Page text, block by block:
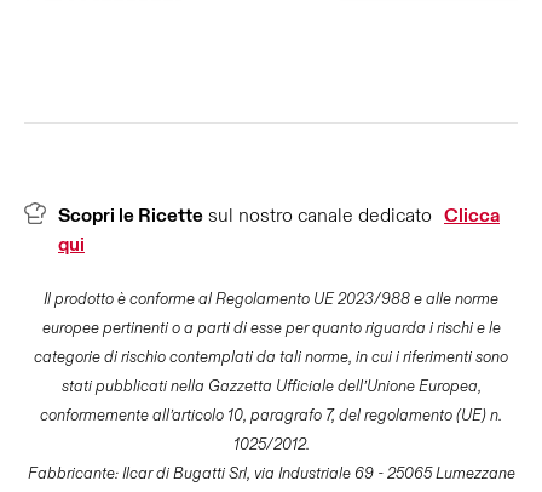
Scopri le Ricette sul nostro canale dedicato Clicca
qui
Il prodotto è conforme al Regolamento UE 2023/988 e alle norme
europee pertinenti o a parti di esse per quanto riguarda i rischi e le
categorie di rischio contemplati da tali norme, in cui i riferimenti sono
stati pubblicati nella Gazzetta Ufficiale dell’Unione Europea,
conformemente all’articolo 10, paragrafo 7, del regolamento (UE) n.
1025/2012.
Fabbricante: Ilcar di Bugatti Srl, via Industriale 69 - 25065 Lumezzane